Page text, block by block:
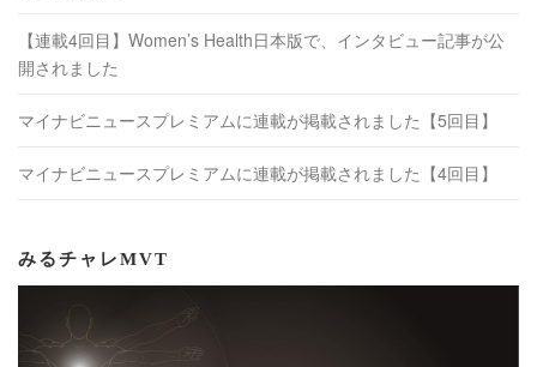
【連載4回目】Women’s Health日本版で、インタビュー記事が公
開されました
マイナビニュースプレミアムに連載が掲載されました【5回目】
マイナビニュースプレミアムに連載が掲載されました【4回目】
みるチャレMVT